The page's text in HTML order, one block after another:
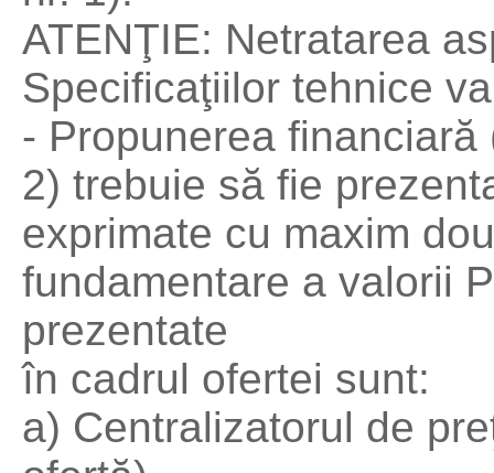
ATENŢIE: Netratarea
Specificaţiilor tehnice
- Propunerea
2) trebuie să fie
exprimate cu maxim
fundamentare a valorii
prezentate
în cadrul ofertei sunt:
a) Centralizatorul de